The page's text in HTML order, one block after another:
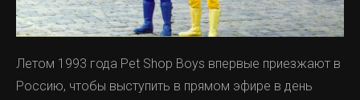
Летом 1993 года Pet Shop Boys впервые приезжают в
Россию, чтобы выступить в прямом эфире в день